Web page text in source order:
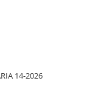
14-2026